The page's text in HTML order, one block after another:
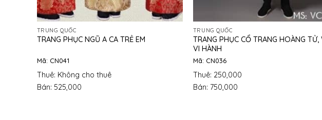
TRUNG QUỐC
TRANG PHỤC NGŨ A CA TRẺ EM
Mã: CN041
Thuê: Không cho thuê
Bán: 525,000
TRUNG QUỐC
TRANG PHỤC CỔ TRANG HOÀNG TỬ,
VI HÀNH
Mã: CN036
Thuê: 250,000
Bán: 750,000